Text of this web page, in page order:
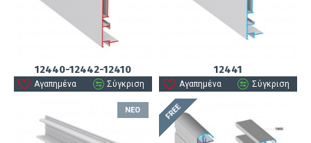
12440-12442-12410
Αγαπημένα Σύγκριση
12441
Αγαπημένα Σύγκριση
ΝΈΟ FREE